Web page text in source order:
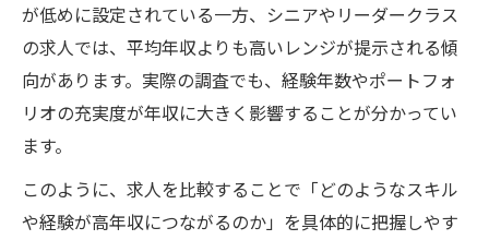
が低めに設定されている一方、シニアやリーダークラス
の求人では、平均年収よりも高いレンジが提示される傾
向があります。実際の調査でも、経験年数やポートフォ
リオの充実度が年収に大きく影響することが分かってい
ます。
このように、求人を比較することで「どのようなスキル
や経験が高年収につながるのか」を具体的に把握しやす